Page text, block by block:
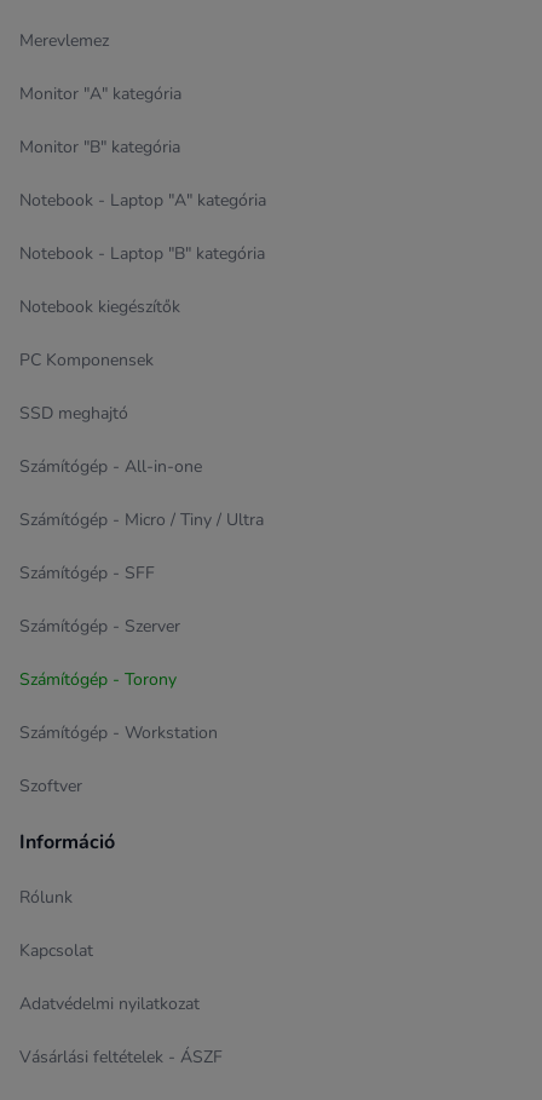
Merevlemez
Monitor "A" kategória
Monitor "B" kategória
Notebook - Laptop "A" kategória
Notebook - Laptop "B" kategória
Notebook kiegészítők
PC Komponensek
SSD meghajtó
Számítógép - All-in-one
Számítógép - Micro / Tiny / Ultra
Számítógép - SFF
Számítógép - Szerver
Számítógép - Torony
Számítógép - Workstation
Szoftver
Információ
Rólunk
Kapcsolat
Adatvédelmi nyilatkozat
Vásárlási feltételek - ÁSZF